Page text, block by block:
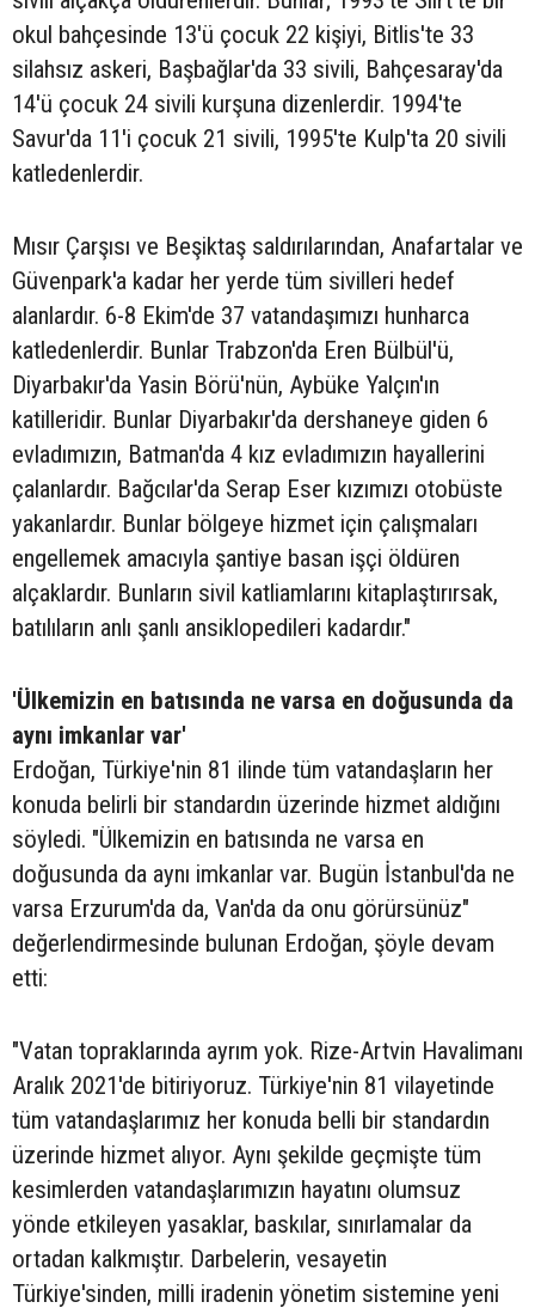
okul bahçesinde 13'ü çocuk 22 kişiyi, Bitlis'te 33
silahsız askeri, Başbağlar'da 33 sivili, Bahçesaray'da
14'ü çocuk 24 sivili kurşuna dizenlerdir. 1994'te
Savur'da 11'i çocuk 21 sivili, 1995'te Kulp'ta 20 sivili
katledenlerdir.
Mısır Çarşısı ve Beşiktaş saldırılarından, Anafartalar ve
Güvenpark'a kadar her yerde tüm sivilleri hedef
alanlardır. 6-8 Ekim'de 37 vatandaşımızı hunharca
katledenlerdir. Bunlar Trabzon'da Eren Bülbül'ü,
Diyarbakır'da Yasin Börü'nün, Aybüke Yalçın'ın
katilleridir. Bunlar Diyarbakır'da dershaneye giden 6
evladımızın, Batman'da 4 kız evladımızın hayallerini
çalanlardır. Bağcılar'da Serap Eser kızımızı otobüste
yakanlardır. Bunlar bölgeye hizmet için çalışmaları
engellemek amacıyla şantiye basan işçi öldüren
alçaklardır. Bunların sivil katliamlarını kitaplaştırırsak,
batılıların anlı şanlı ansiklopedileri kadardır."
'Ülkemizin en batısında ne varsa en doğusunda da
aynı imkanlar var'
Erdoğan, Türkiye'nin 81 ilinde tüm vatandaşların her
konuda belirli bir standardın üzerinde hizmet aldığını
söyledi. "Ülkemizin en batısında ne varsa en
doğusunda da aynı imkanlar var. Bugün İstanbul'da ne
varsa Erzurum'da da, Van'da da onu görürsünüz"
değerlendirmesinde bulunan Erdoğan, şöyle devam
etti:
"Vatan topraklarında ayrım yok. Rize-Artvin Havalimanı
Aralık 2021'de bitiriyoruz. Türkiye'nin 81 vilayetinde
tüm vatandaşlarımız her konuda belli bir standardın
üzerinde hizmet alıyor. Aynı şekilde geçmişte tüm
kesimlerden vatandaşlarımızın hayatını olumsuz
yönde etkileyen yasaklar, baskılar, sınırlamalar da
ortadan kalkmıştır. Darbelerin, vesayetin
Türkiye'sinden, milli iradenin yönetim sistemine yeni